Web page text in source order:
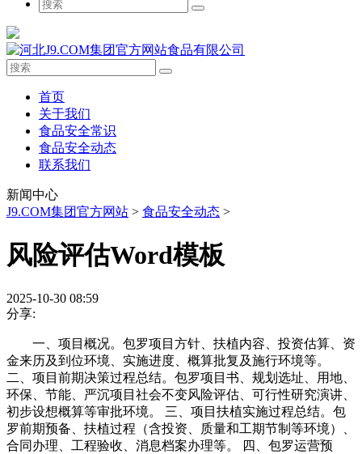
首页
关于我们
食品安全常识
食品安全动态
联系我们
新闻中心
J9.COM集团官方网站 > 食品安全动态 >
风险评估Word模板
2025-10-30 08:59
分享:
一、项目概况。包罗项目方针、扶植内容、投资估算、资
金来历及到位环境、实施进度、概算批复及施行环境等。
二、项目前期决策过程总结。包罗项目书、规划选址、用地、
环保、节能、严沉项目社会不变风险评估、可行性研究演讲、
初步设想概算等审批环境。 三、项目扶植实施过程总结。包
罗前期预备、扶植过程（含投资、质量和工期节制等环境）、
合同办理、工程验收、消息档案办理等。 四、包罗运营预